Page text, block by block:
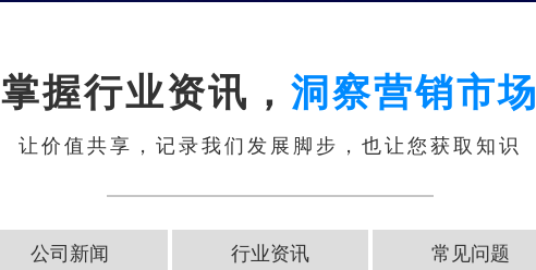
掌握行业资讯， 洞察营销市场
让价值共享，记录我们发展脚步，也让您获取知识
公司新闻 行业资讯 常见问题